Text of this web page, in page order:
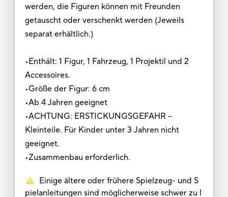
werden, die Figuren können mit Freunden
getauscht oder verschenkt werden (Jeweils
separat erhältlich.)
•Enthält: 1 Figur, 1 Fahrzeug, 1 Projektil und 2
Accessoires.
•Größe der Figur: 6 cm
•Ab 4 Jahren geeignet
•ACHTUNG: ERSTICKUNGSGEFAHR –
Kleinteile. Für Kinder unter 3 Jahren nicht
geeignet.
•Zusammenbau erforderlich.
Einige ältere oder frühere Spielzeug- und S
pielanleitungen sind möglicherweise schwer zu l